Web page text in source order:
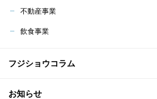
不動産事業
飲食事業
フジショウコラム
お知らせ